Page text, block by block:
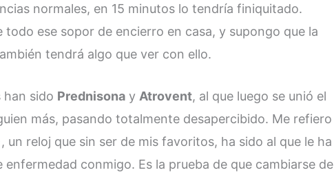
normales, en 15 minutos lo tendría finiquitado.
ese sopor de encierro en casa, y supongo que la
tendrá algo que ver con ello.
han sido Prednisona y Atrovent, al que luego se unió el
más, pasando totalmente desapercibido. Me refiero
, un reloj que sin ser de mis favoritos, ha sido al que le ha
conmigo. Es la prueba de que cambiarse de